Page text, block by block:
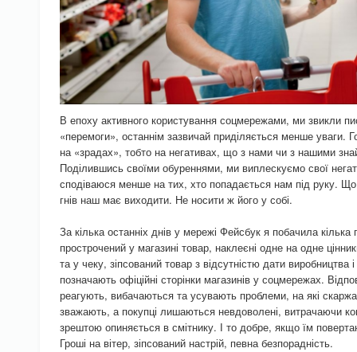
В епоху активного користування соцмережами, ми звикли
«перемоги», останнім зазвичай приділяється менше уваги.
на «зрадах», тобто на негативах, що з нами чи з нашими
Поділившись своїми обуреннями, ми виплескуємо свої
сподіваюся менше на тих, хто попадається нам під руку.
гнів наш має виходити. Не носити ж його у собі.
За кілька останніх днів у мережі Фейсбук я побачила
прострочений у магазині товар, наклеєні одне на одне
та у чеку, зіпсований товар з відсутністю дати виробництва
позначають офіційні сторінки магазинів у соцмережах.
реагують, вибачаються та усувають проблеми, на які
зважають, а покупці лишаються невдоволені, витрачаючи
зрештою опиняється в смітнику. І то добре, якщо їм
Гроші на вітер, зіпсований настрій, певна безпорадність.